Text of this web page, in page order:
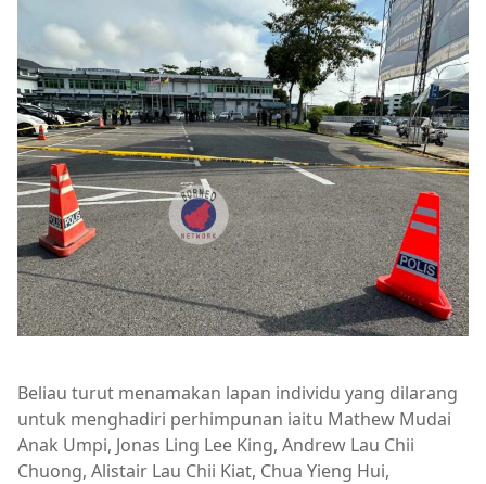
Beliau turut menamakan lapan individu yang dilarang
untuk menghadiri perhimpunan iaitu Mathew Mudai
Anak Umpi, Jonas Ling Lee King, Andrew Lau Chii
Chuong, Alistair Lau Chii Kiat, Chua Yieng Hui,